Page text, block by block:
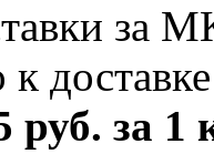
за
к
руб. за 1